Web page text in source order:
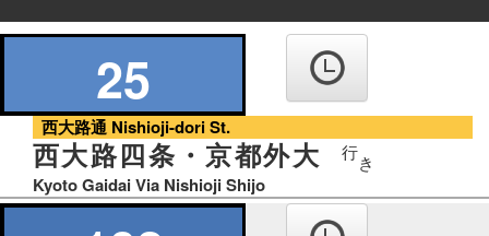
の
25
西大路通 Nishioji-dori St.
西大路四条・京都外大 行き
Kyoto Gaidai Via Nishioji Shijo